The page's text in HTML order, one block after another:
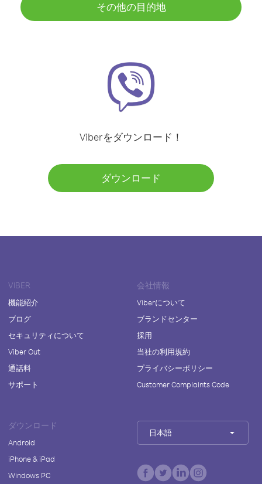
その他の目的地
Viberをダウンロード！
ダウンロード
VIBER
機能紹介
ブログ
セキュリティについて
Viber Out
通話料
サポート
会社情報
Viberについて
ブランドセンター
採用
当社の利用規約
プライバシーポリシー
Customer Complaints Code
ダウンロード
Android
iPhone & iPad
Windows PC
日本語